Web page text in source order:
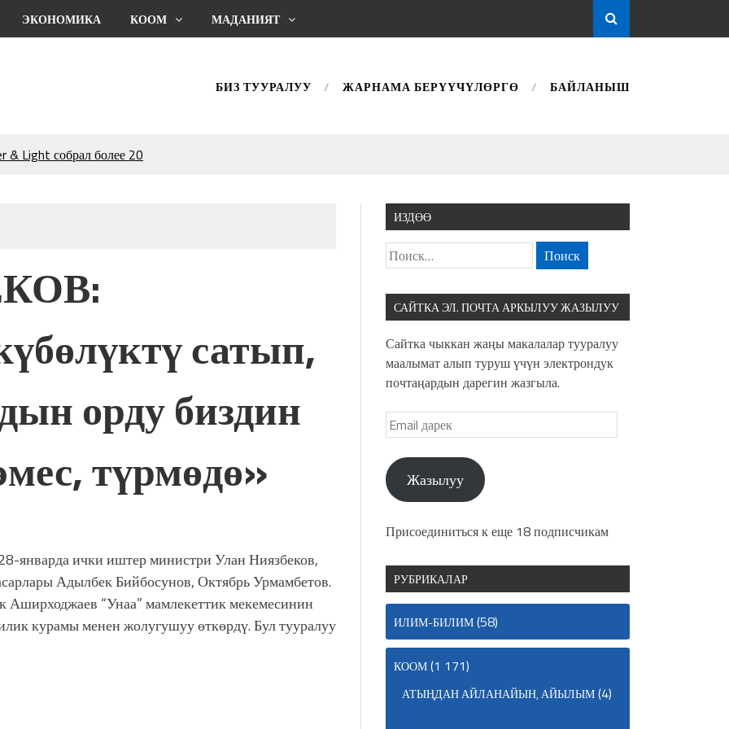
ЭКОНОМИКА КООМ МАДАНИЯТ
БИЗ ТУУРАЛУУ ЖАРНАМА БЕРҮҮЧҮЛӨРГӨ БАЙЛАНЫШ
& Light собрал более 20
шоу
союзунун
сыймык жана чоң
сөзсүз керек!”
Мээрим Мураталиева
Тоо” журналынын
Видео)
фонтанды көрүү үчүн
чогулду
сатып,
орду биздин
түрмөдө»
январда ички иштер министри Улан Ниязбеков,
Адылбек Бийбосунов, Октябрь Урмамбетов.
Аширходжаев “Унаа” мамлекеттик мекемесинин
курамы менен жолугушуу өткөрдү. Бул тууралуу
ИЗДӨӨ
САЙТКА ЭЛ. ПОЧТА АРКЫЛУУ ЖАЗЫЛУУ
Сайтка чыккан жаңы макалалар тууралуу
маалымат алып туруш үчүн электрондук
почтаңардын дарегин жазгыла.
Жазылуу
Присоединиться к еще 18 подписчикам
РУБРИКАЛАР
ИЛИМ-БИЛИМ(58)
КООМ(1 171)
АТЫҢДАН АЙЛАНАЙЫН, АЙЫЛЫМ(4)